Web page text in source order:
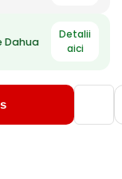
Dahua
Detalii
aici